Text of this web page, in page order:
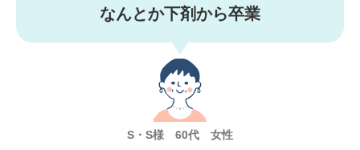
なんとか下剤から卒業
S・S様 60代 女性